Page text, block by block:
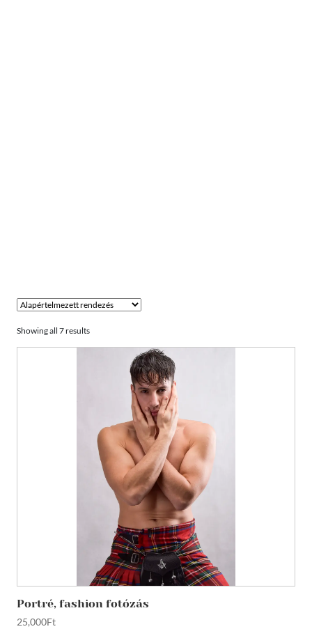
Showing all 7 results
Portré, fashion fotózás
25,000Ft